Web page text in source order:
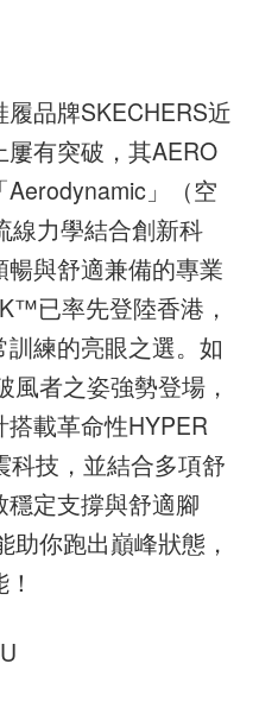
品牌SKECHERS近
有突破，其AERO
」（空
線力學結合創新科
與舒適兼備的專業
已率先登陸香港，
練的亮眼之選。如
者之姿強勢登場，
載革命性HYPER
技，並結合多項舒
定支撐與舒適腳
你跑出巔峰狀態，